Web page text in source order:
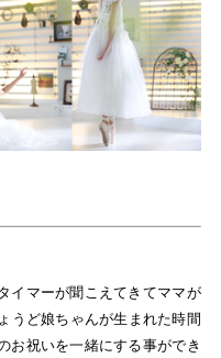
イマーが聞こえてきてママが
うど娘ちゃんが生まれた時間
お祝いを一緒にする事ができ